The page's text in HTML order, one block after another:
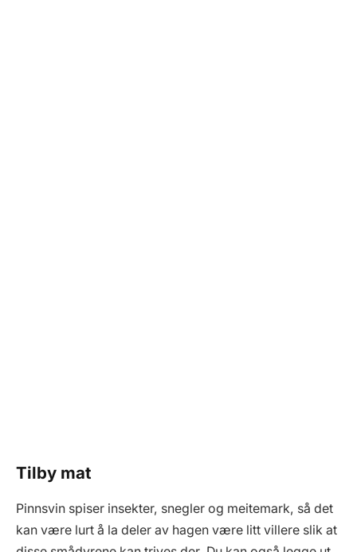
Tilby mat
Pinnsvin spiser insekter, snegler og meitemark, så det
kan være lurt å la deler av hagen være litt villere slik at